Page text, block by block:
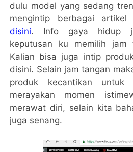
dulu model yang sedang
mengintip berbagai
disini. Info gaya hidup
keputusan ku memilih jam
Kalian bisa juga intip
disini. Selain jam tangan
produk kecantikan
merayakan momen
merawat diri, selain kita
juga senang.